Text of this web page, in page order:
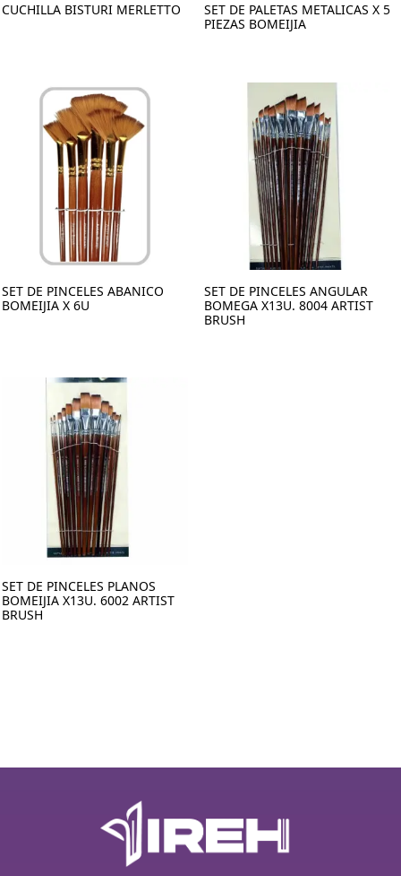
CUCHILLA BISTURI MERLETTO
SET DE PALETAS METALICAS X 5
PIEZAS BOMEIJIA
SET DE PINCELES ABANICO
BOMEIJIA X 6U
SET DE PINCELES ANGULAR
BOMEGA X13U. 8004 ARTIST
BRUSH
SET DE PINCELES PLANOS
BOMEIJIA X13U. 6002 ARTIST
BRUSH